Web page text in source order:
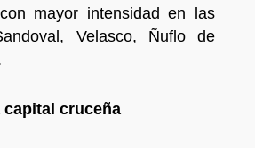
mayor intensidad en las
Velasco, Ñuflo de
cruceña